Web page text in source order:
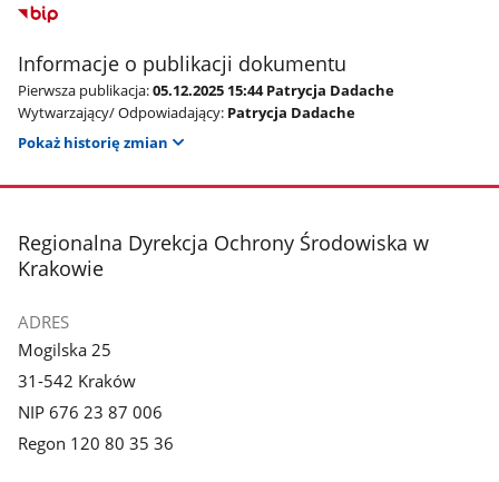
Informacje o publikacji dokumentu
Pierwsza publikacja:05.12.2025 15:44 Patrycja Dadache
Wytwarzający/ Odpowiadający: Patrycja Dadache
Pokaż historię zmian
stopka
Regionalna Dyrekcja Ochrony Środowiska w
Krakowie
ADRES
Mogilska 25
31-542 Kraków
NIP 676 23 87 006
Regon 120 80 35 36